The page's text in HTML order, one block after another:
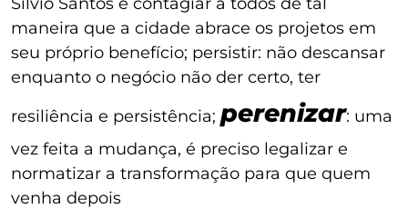
maneira que a cidade abrace os projetos em
seu próprio benefício; persistir: não descansar
enquanto o negócio não der certo, ter
resiliência e persistência; perenizar: uma
vez feita a mudança, é preciso legalizar e
normatizar a transformação para que quem
venha depois